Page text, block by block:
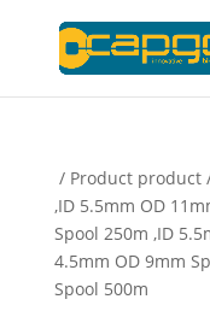
/ Product product
,ID 5.5mm OD
Spool 250m ,ID
4.5mm OD 9mm
Spool 500m